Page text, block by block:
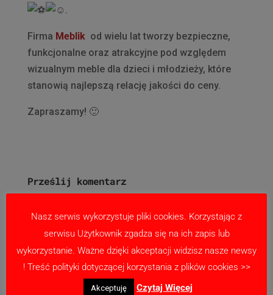
.
Firma Meblik od wielu lat tworzy bezpieczne,
funkcjonalne oraz atrakcyjne pod względem
wizualnym meble dla dzieci i młodzieży, które
stanowią najlepszą relację jakości do ceny.
Zapraszamy! 🙂
Prześlij komentarz
Wymagane pola są oznaczone*
Nasz serwis wykorzystuje pliki cookies. Korzystając z
serwisu Użytkownik zgadza się na ich zapis lub
wykorzystanie. Ważne dzięki akceptacji widzisz nasze newsy
! Treść polityki dotyczącej korzystania z plików cookies >>
Akceptuję Czytaj Więcej